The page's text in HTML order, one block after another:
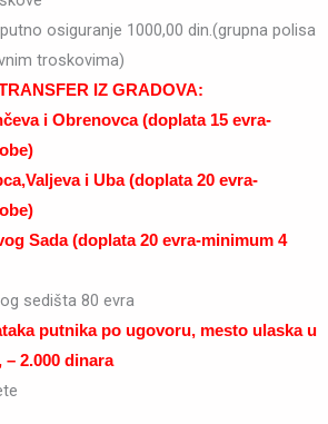
osiguranje 1000,00 din.(grupna polisa
troskovima)
IZ GRADOVA:
i Obrenovca (doplata 15 evra-
i Uba (doplata 20 evra-
Sada (doplata 20 evra-minimum 4
sedišta 80 evra
putnika po ugovoru, mesto ulaska u
2.000 dinara